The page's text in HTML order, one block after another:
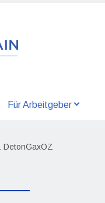
Für Arbeitgeber
DetonGaxOZ